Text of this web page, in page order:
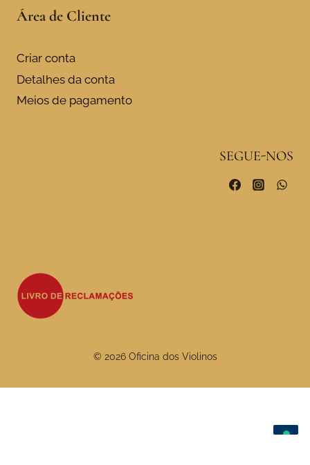
Área de Cliente
Criar conta
Detalhes da conta
Meios de pagamento
SEGUE-NOS
© 2026 Oficina dos Violinos